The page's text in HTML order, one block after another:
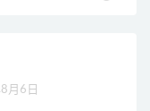
月6日